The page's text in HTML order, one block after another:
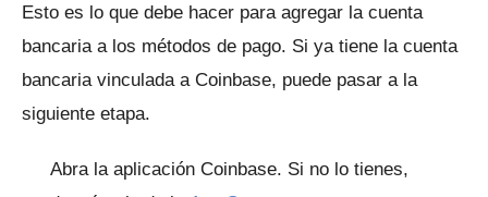
Esto es lo que debe hacer para agregar la cuenta
bancaria a los métodos de pago. Si ya tiene la cuenta
bancaria vinculada a Coinbase, puede pasar a la
siguiente etapa.
Abra la aplicación Coinbase. Si no lo tienes,